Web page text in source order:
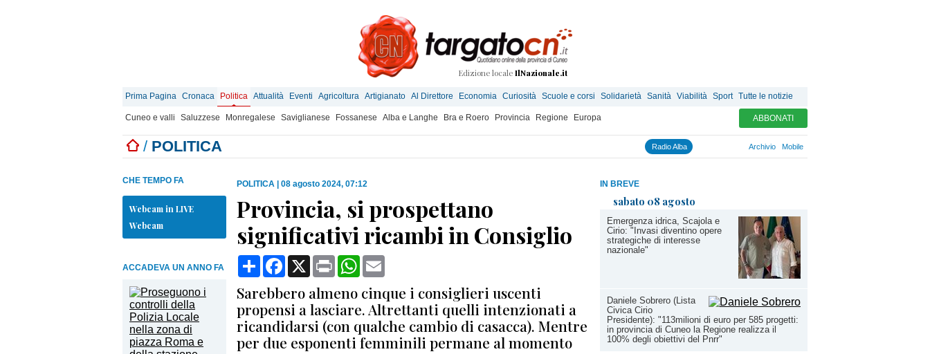
Edizione locale IlNazionale.it
Prima Pagina Cronaca Politica Attualità Eventi Agricoltura Artigianato Al Direttore Economia Curiosità Scuole e corsi Solidarietà Sanità Viabilità Sport Tutte le notizie
Cuneo e valli Saluzzese Monregalese Saviglianese Fossanese Alba e Langhe Bra e Roero Provincia Regione Europa ABBONATI
/ POLITICA Radio Alba Archivio Mobile
IN BREVE
sabato 08 agosto
Emergenza idrica, Scajola e
Cirio: "Invasi diventino opere
strategiche di interesse
nazionale"
Daniele Sobrero (Lista
Civica Cirio
Presidente): "113milioni di euro per 585 progetti:
in provincia di Cuneo la Regione realizza il
100% degli obiettivi del Pnrr"
CHE TEMPO FA
Webcam in LIVE
Webcam
ACCADEVA UN ANNO FA
POLITICA 08 agosto 2024, 07:12
Provincia, si prospettano
significativi ricambi in Consiglio
CondividiFacebook
X Print WhatsApp
Sarebbero almeno cinque i consiglieri uscenti
propensi a lasciare. Altrettanti quelli intenzionati a
ricandidarsi (con qualche cambio di casacca). Mentre
per due esponenti femminili permane al momento